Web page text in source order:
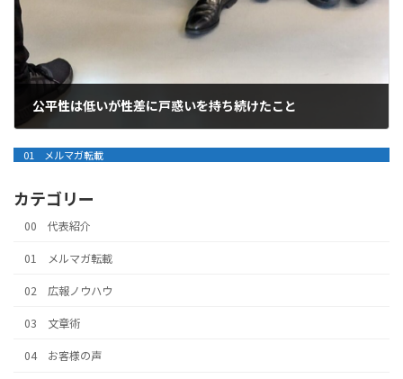
公平性は低いが性差に戸惑いを持ち続けたこと
01 メルマガ転載
カテゴリー
00 代表紹介
01 メルマガ転載
02 広報ノウハウ
03 文章術
04 お客様の声